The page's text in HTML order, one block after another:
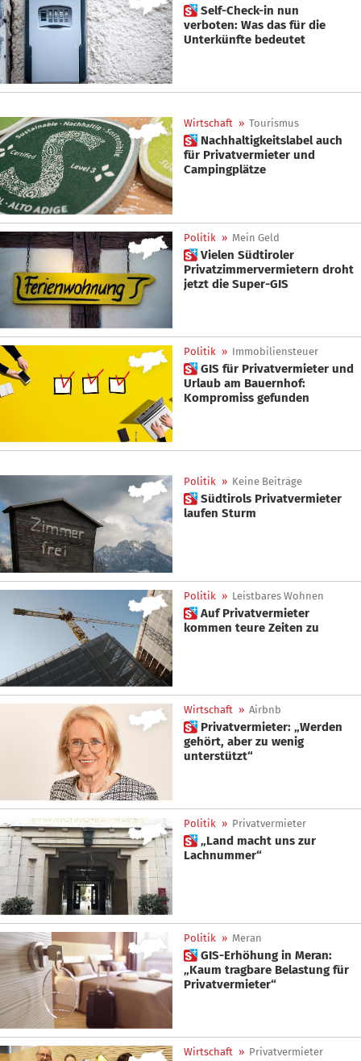
 Self-Check-in nun
verboten: Was das für die
Unterkünfte bedeutet
Wirtschaft » Tourismus
 Nachhaltigkeitslabel auch
für Privatvermieter und
Campingplätze
Politik » Mein Geld
 Vielen Südtiroler
Privatzimmervermietern droht
jetzt die Super-GIS
Politik » Immobiliensteuer
 GIS für Privatvermieter und
Urlaub am Bauernhof:
Kompromiss gefunden
Politik » Keine Beiträge
 Südtirols Privatvermieter
laufen Sturm
Politik » Leistbares Wohnen
 Auf Privatvermieter
kommen teure Zeiten zu
Wirtschaft » Airbnb
 Privatvermieter: „Werden
gehört, aber zu wenig
unterstützt“
Politik » Privatvermieter
 „Land macht uns zur
Lachnummer“
Politik » Meran
 GIS-Erhöhung in Meran:
„Kaum tragbare Belastung für
Privatvermieter“
Wirtschaft » Privatvermieter